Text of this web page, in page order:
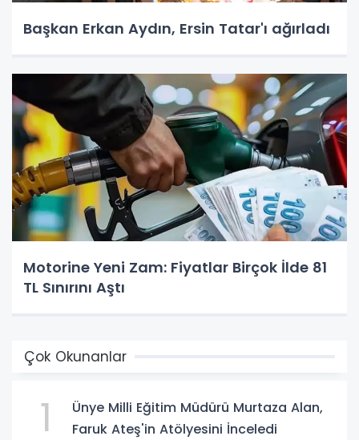
Başkan Erkan Aydın, Ersin Tatar'ı ağırladı
Motorine Yeni Zam: Fiyatlar Birçok İlde 81
TL Sınırını Aştı
Çok Okunanlar
1
Ünye Milli Eğitim Müdürü Murtaza Alan,
Faruk Ateş'in Atölyesini İnceledi